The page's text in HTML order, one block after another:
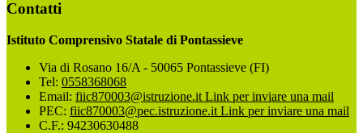
Contatti
Istituto Comprensivo Statale di Pontassieve
Via di Rosano 16/A - 50065 Pontassieve (FI)
Tel: 0558368068
Email: fiic870003@istruzione.it Link per inviare una mail
PEC: fiic870003@pec.istruzione.it Link per inviare una mail
C.F.: 94230630488